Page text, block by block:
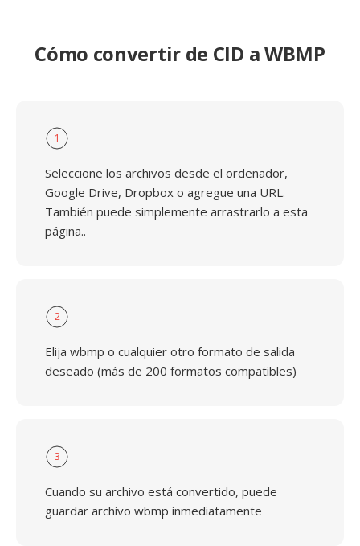
Cómo convertir de CID a WBMP
1
Seleccione los archivos desde el ordenador,
Google Drive, Dropbox o agregue una URL.
También puede simplemente arrastrarlo a esta
página..
2
Elija wbmp o cualquier otro formato de salida
deseado (más de 200 formatos compatibles)
3
Cuando su archivo está convertido, puede
guardar archivo wbmp inmediatamente